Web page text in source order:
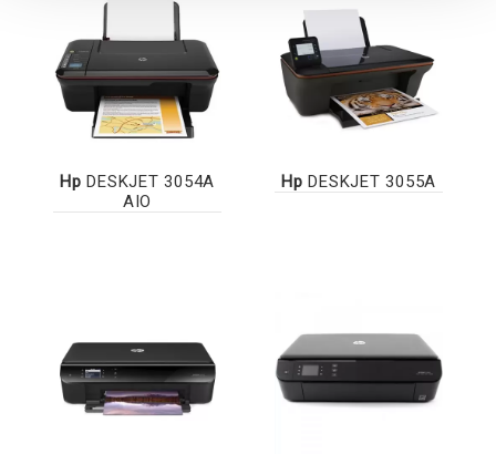
Hp DESKJET 3054A
AIO
Hp DESKJET 3055A